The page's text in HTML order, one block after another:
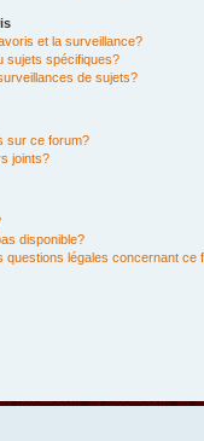
et la surveillance?
sujets spécifiques?
de sujets?
sur ce forum?
joints?
disponible?
questions légales concernant ce